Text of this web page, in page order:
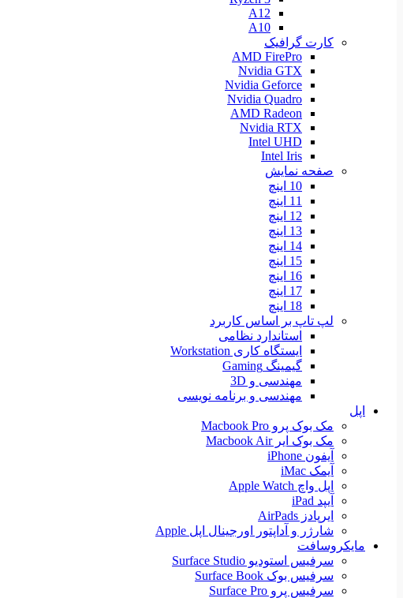
A12
A10
کارت گرافیک
AMD FirePro
Nvidia GTX
Nvidia Geforce
Nvidia Quadro
AMD Radeon
Nvidia RTX
Intel UHD
Intel Iris
صفحه نمایش
10 اینچ
11 اینچ
12 اینچ
13 اینچ
14 اینچ
15 اینچ
16 اینچ
17 اینچ
18 اینچ
لپ تاپ بر اساس کاربرد
استاندارد نظامی
ایستگاه کاری Workstation
گیمینگ Gaming
مهندسی و 3D
مهندسی و برنامه نویسی
اپل
مک بوک پرو Macbook Pro
مک بوک ایر Macbook Air
آیفون iPhone
آیمک iMac
اپل واچ Apple Watch
آیپد iPad
ایرپادز AirPads
شارژر و آداپتور اورجینال اپل Apple
مایکروسافت
سرفیس استودیو Surface Studio
سرفیس بوک Surface Book
سرفیس پرو Surface Pro